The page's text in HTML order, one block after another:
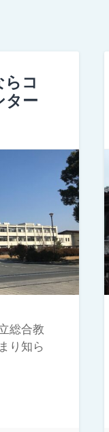
コ
ター
総合教
り知ら